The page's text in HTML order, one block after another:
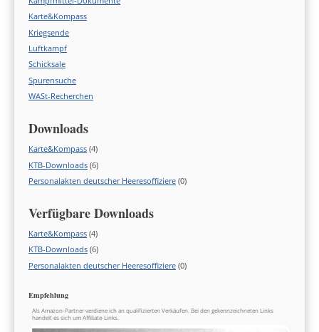
Karte&Kompass
Kriegsende
Luftkampf
Schicksale
Spurensuche
WASt-Recherchen
Downloads
Karte&Kompass (4)
KTB-Downloads (6)
Personalakten deutscher Heeresoffiziere (0)
Verfügbare Downloads
Karte&Kompass (4)
KTB-Downloads (6)
Personalakten deutscher Heeresoffiziere (0)
Empfehlung
Als Amazon-Partner verdiene ich an qualifizierten Verkäufen. Bei den gekennzeichneten Links
handelt es sich um Affiliate-Links.